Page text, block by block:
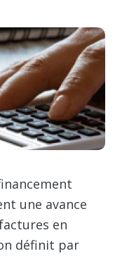
une avance
en
définit par